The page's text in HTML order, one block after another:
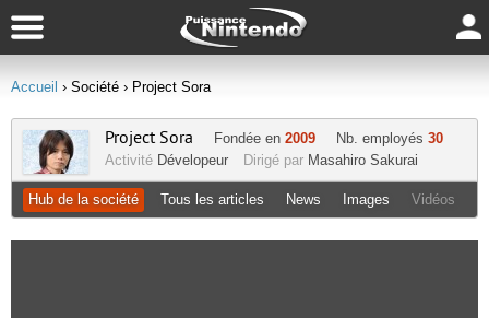
Accueil › Société › Project Sora
Project Sora Fondée en 2009 Nb. employés 30
Activité Dévelopeur Dirigé par Masahiro Sakurai
Hub de la société Tous les articles News Images Vidéos